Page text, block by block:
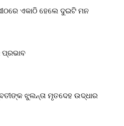
ଏକାଠି ହେଲେ ଦୁଇଟି ମନ
ପ୍ରଭାବ
ଝୁଲନ୍ତା ମୃତଦେହ ଉଦ୍ଧାର